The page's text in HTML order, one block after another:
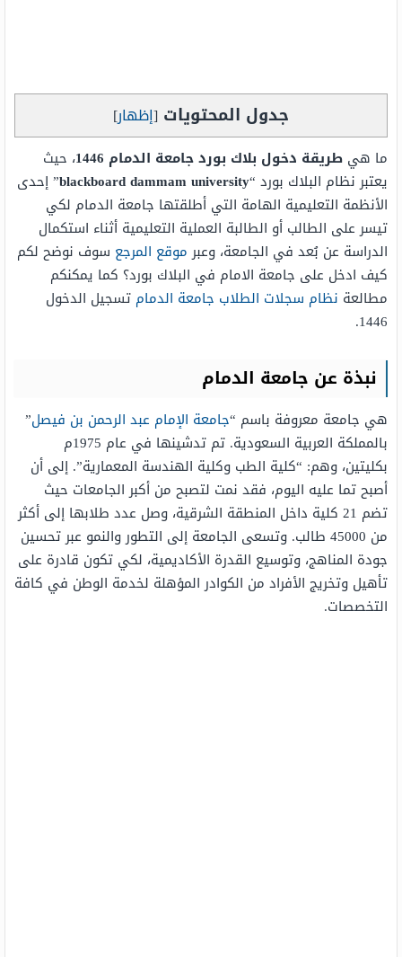
جدول المحتويات [إظهار]
ما هي طريقة دخول بلاك بورد جامعة الدمام 1446
، حيث
يعتبر نظام البلاك بورد “blackboard dammam university” إحدى
الأنظمة التعليمية الهامة التي أطلقتها جامعة الدمام لكي
تيسر على الطالب أو الطالبة العملية التعليمية أثناء استكمال
الدراسة عن بُعد في الجامعة، وعبرموقع المرجع سوف نوضح لكم
كيف ادخل على جامعة الامام في البلاك بورد؟ كما يمكنكم
مطالعة نظام سجلات الطلاب جامعة الدمام تسجيل الدخول
1446.
نبذة عن جامعة الدمام
هي جامعة معروفة باسم “جامعة الإمام عبد الرحمن بن فيصل”
بالمملكة العربية السعودية. تم تدشينها في عام 1975م
بكليتين، وهم: “كلية الطب وكلية الهندسة المعمارية”. إلى أن
أصبح تما عليه اليوم، فقد نمت لتصبح من أكبر الجامعات حيث
تضم 21 كلية داخل المنطقة الشرقية، وصل عدد طلابها إلى أكثر
من 45000 طالب. وتسعى الجامعة إلى التطور والنمو عبر تحسين
جودة المناهج، وتوسيع القدرة الأكاديمية، لكي تكون قادرة على
تأهيل وتخريج الأفراد من الكوادر المؤهلة لخدمة الوطن في كافة
التخصصات.